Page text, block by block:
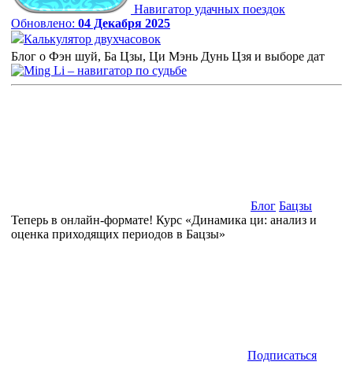
Навигатор удачных поездок
Обновлено: 04 Декабря 2025
Калькулятор двухчасовок
Блог о Фэн шуй, Ба Цзы, Ци Мэнь Дунь Цзя и выборе дат
Блог Бацзы
Теперь в онлайн-формате! Курс «Динамика ци: анализ и
оценка приходящих периодов в Бацзы»
Подписаться